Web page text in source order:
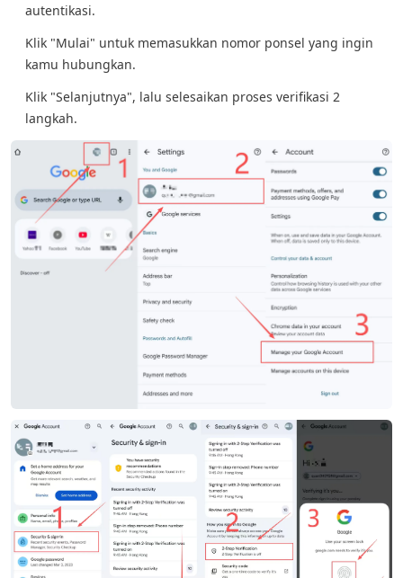
autentikasi.
Klik "Mulai" untuk memasukkan nomor ponsel yang ingin
kamu hubungkan.
Klik "Selanjutnya", lalu selesaikan proses verifikasi 2
langkah.